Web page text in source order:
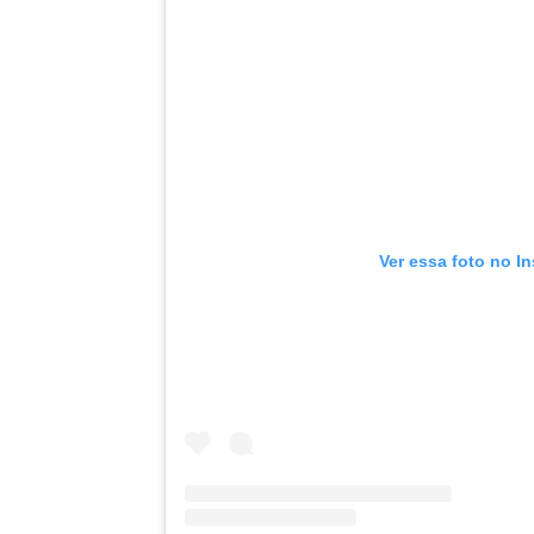
Ver essa foto no